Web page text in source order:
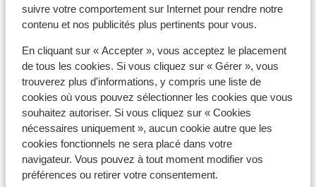
suivre votre comportement sur Internet pour rendre notre
contenu et nos publicités plus pertinents pour vous.
En cliquant sur « Accepter », vous acceptez le placement
de tous les cookies. Si vous cliquez sur « Gérer », vous
trouverez plus d'informations, y compris une liste de
cookies où vous pouvez sélectionner les cookies que vous
souhaitez autoriser. Si vous cliquez sur « Cookies
nécessaires uniquement », aucun cookie autre que les
cookies fonctionnels ne sera placé dans votre
navigateur. Vous pouvez à tout moment modifier vos
préférences ou retirer votre consentement.
Veuillez noter que la possession de documents de
voyage en cours de validité relève de votre
Attention !
Pour le Portugal :
Chaque réservation doit inclure au moins une personne
de 18 ans ou plus par chambre.